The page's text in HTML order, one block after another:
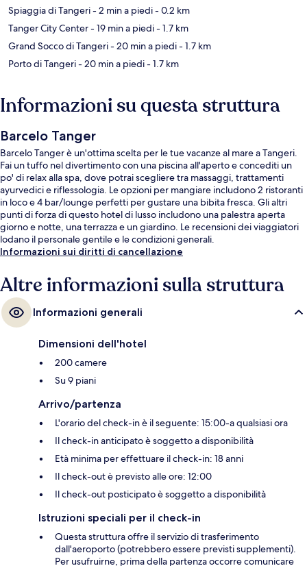
Spiaggia di Tangeri- 2 min a piedi- 0.2 km
Tanger City Center- 19 min a piedi- 1.7 km
Grand Socco di Tangeri- 20 min a piedi- 1.7 km
Porto di Tangeri- 20 min a piedi- 1.7 km
Informazioni su questa struttura
Barcelo Tanger
Barcelo Tanger è un'ottima scelta per le tue vacanze al mare a Tangeri.
Fai un tuffo nel divertimento con una piscina all'aperto e concediti un
po' di relax alla spa, dove potrai scegliere tra massaggi, trattamenti
ayurvedici e riflessologia. Le opzioni per mangiare includono 2 ristoranti
in loco e 4 bar/lounge perfetti per gustare una bibita fresca. Gli altri
punti di forza di questo hotel di lusso includono una palestra aperta
giorno e notte, una terrazza e un giardino. Le recensioni dei viaggiatori
lodano il personale gentile e le condizioni generali.
Informazioni sui diritti di cancellazione
Altre informazioni sulla struttura
Informazioni generali
Dimensioni dell'hotel
200 camere
Su 9 piani
Arrivo/partenza
L'orario del check-in è il seguente: 15:00-a qualsiasi ora
Il check-in anticipato è soggetto a disponibilità
Età minima per effettuare il check-in: 18 anni
Il check-out è previsto alle ore: 12:00
Il check-out posticipato è soggetto a disponibilità
Istruzioni speciali per il check-in
Questa struttura offre il servizio di trasferimento
dall'aeroporto (potrebbero essere previsti supplementi).
Per usufruirne, prima della partenza occorre comunicare